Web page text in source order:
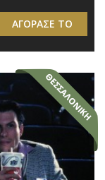
ΑΓΟΡΑΣΕ ΤΟ